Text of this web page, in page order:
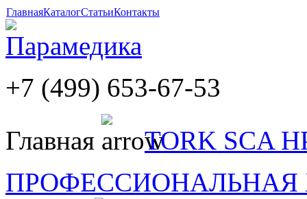
ГлавнаяКаталогСтатьиКонтакты
+7 (499) 653-67-53
Главная
TORK SCA